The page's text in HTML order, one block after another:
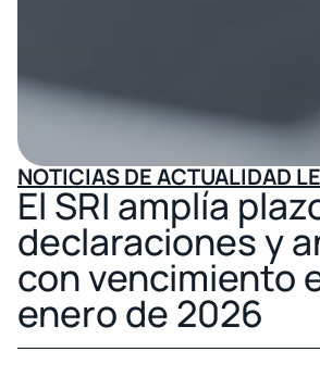
NOTICIAS DE ACTUALIDAD
El SRI amplía
declaraciones y
con vencimiento
enero de 2026